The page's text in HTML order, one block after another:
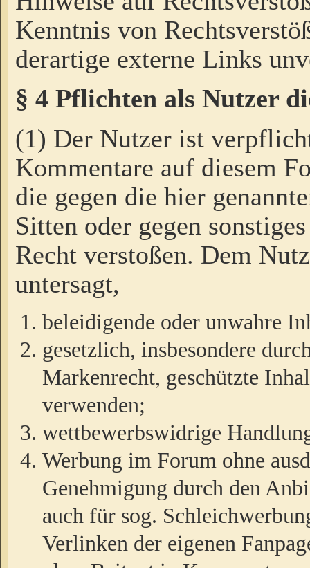
Kenntnis von
derartige externe Links
§ 4 Pflichten als Nutzer
(1) Der Nutzer ist
Kommentare auf diesem
die gegen die hier
Sitten oder gegen
Recht verstoßen. Dem
untersagt,
beleidigende oder unwahre
gesetzlich, insbesondere
Markenrecht, geschützte
verwenden;
wettbewerbswidrige
Werbung im Forum ohne
Genehmigung durch den
auch für sog.
Verlinken der eigenen